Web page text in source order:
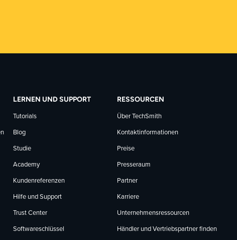
LERNEN UND SUPPORT
Tutorials
Blog
Studie
Academy
Kundenreferenzen
Hilfe und Support
Trust Center
Softwareschlüssel
RESSOURCEN
Über TechSmith
Kontaktinformationen
Preise
Presseraum
Partner
Karriere
Unternehmensressourcen
Händler und Vertriebspartner finden